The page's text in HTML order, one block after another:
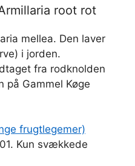
root rot
mellea. Den laver
i jorden.
fra rodknolden
på Gammel Køge
frugtlegemer)
Kun svækkede